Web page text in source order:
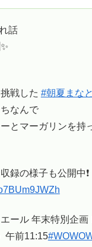
話
戦した #朝夏まなと
なんで
とマーガリンを持
録の様子も公開中❗️
ール 年末特別企画
午前11:15